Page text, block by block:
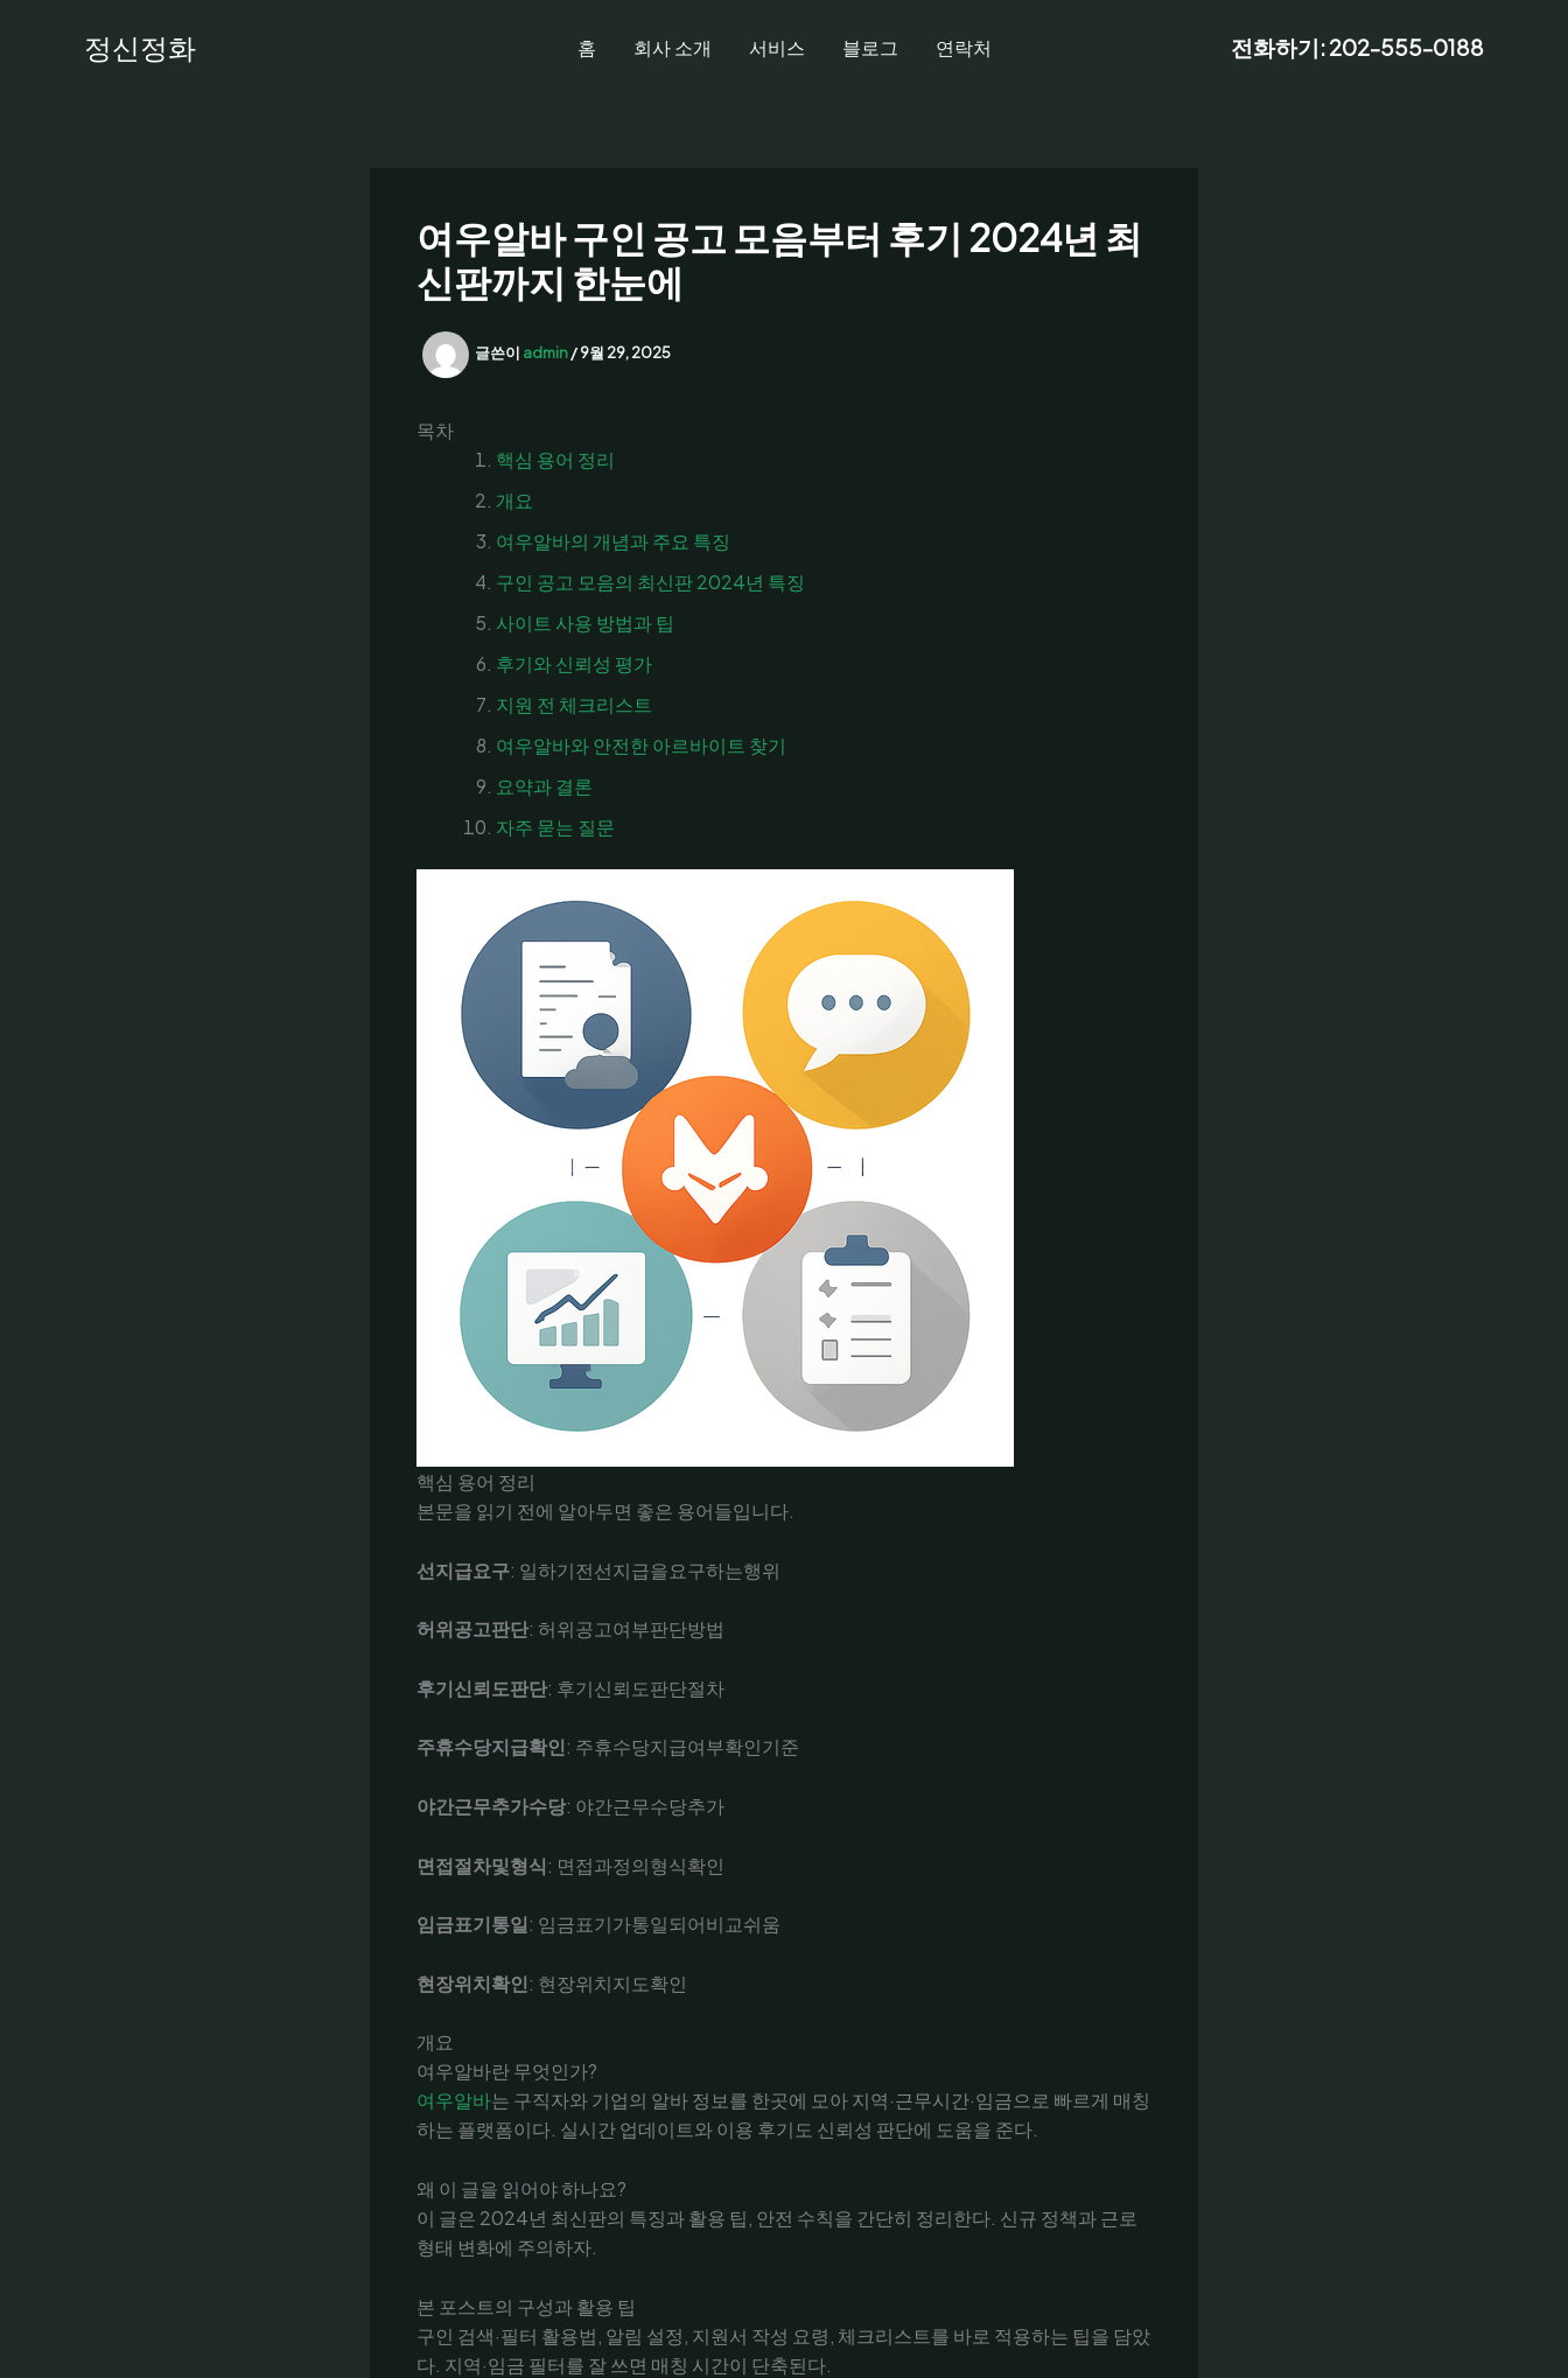
정신정화 홈 회사 소개 서비스 블로그 연락처 전화하기: 202-555-0188
여우알바 구인 공고 모음부터 후기 2024년 최
신판까지 한눈에
글쓴이 admin/9월 29, 2025
목차
핵심 용어 정리
개요
여우알바의 개념과 주요 특징
구인 공고 모음의 최신판 2024년 특징
사이트 사용 방법과 팁
후기와 신뢰성 평가
지원 전 체크리스트
여우알바와 안전한 아르바이트 찾기
요약과 결론
자주 묻는 질문
핵심 용어 정리
본문을 읽기 전에 알아두면 좋은 용어들입니다.
선지급요구: 일하기전선지급을요구하는행위
허위공고판단: 허위공고여부판단방법
후기신뢰도판단: 후기신뢰도판단절차
주휴수당지급확인: 주휴수당지급여부확인기준
야간근무추가수당: 야간근무수당추가
면접절차및형식: 면접과정의형식확인
임금표기통일: 임금표기가통일되어비교쉬움
현장위치확인: 현장위치지도확인
개요
여우알바란 무엇인가?
여우알바는 구직자와 기업의 알바 정보를 한곳에 모아 지역·근무시간·임금으로 빠르게 매칭
하는 플랫폼이다. 실시간 업데이트와 이용 후기도 신뢰성 판단에 도움을 준다.
왜 이 글을 읽어야 하나요?
이 글은 2024년 최신판의 특징과 활용 팁, 안전 수칙을 간단히 정리한다. 신규 정책과 근로
형태 변화에 주의하자.
본 포스트의 구성과 활용 팁
구인 검색·필터 활용법, 알림 설정, 지원서 작성 요령, 체크리스트를 바로 적용하는 팁을 담았
다. 지역·임금 필터를 잘 쓰면 매칭 시간이 단축된다.